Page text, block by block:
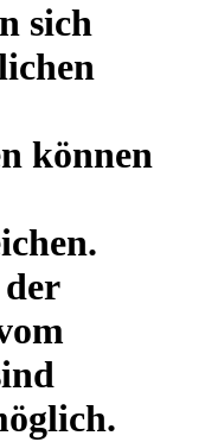
sich
können